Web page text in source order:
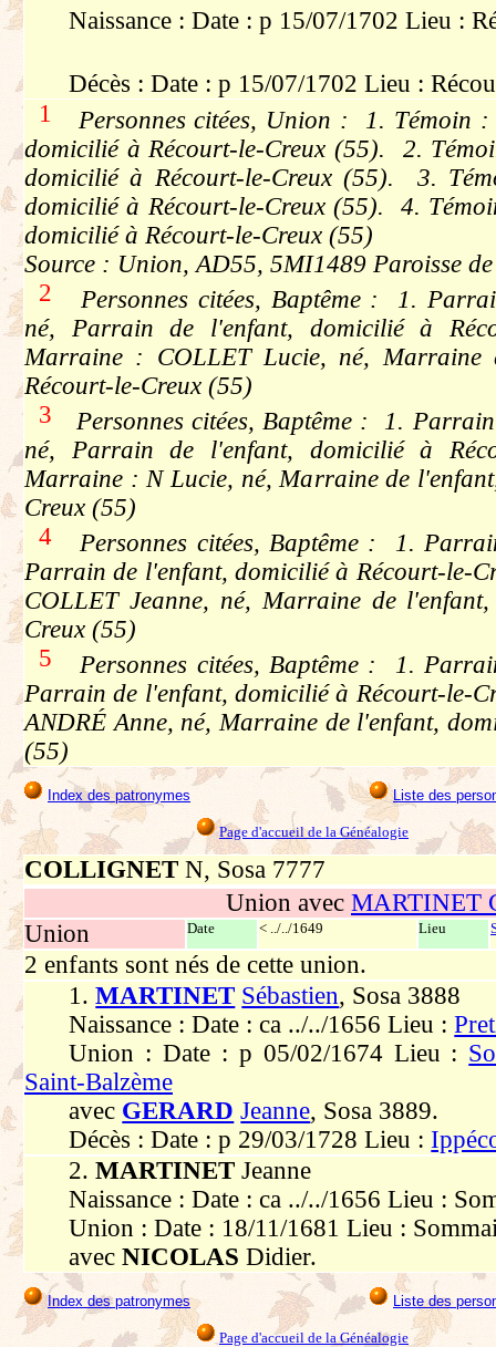
Naissance : Date : p 15/07/1702 Lieu :
Décès : Date : p 15/07/1702 Lieu :
1 Personnes citées, Union : 1. Témoin :
domicilié à Récourt-le-Creux (55). 2.
domicilié à Récourt-le-Creux (55). 3.
domicilié à Récourt-le-Creux (55). 4.
domicilié à Récourt-le-Creux (55)
Source : Union, AD55, 5MI1489 Paroisse
2 Personnes citées, Baptême : 1.
né, Parrain de l'enfant, domicilié à
Marraine : COLLET Lucie, né, Marraine
Récourt-le-Creux (55)
3 Personnes citées, Baptême : 1.
né, Parrain de l'enfant, domicilié à
Marraine : N Lucie, né, Marraine de
Creux (55)
4 Personnes citées, Baptême : 1.
Parrain de l'enfant, domicilié à Récourt-le-
COLLET Jeanne, né, Marraine de
Creux (55)
5 Personnes citées, Baptême : 1.
Parrain de l'enfant, domicilié à Récourt-le-
ANDRÉ Anne, né, Marraine de l'enfant,
(55)
Index des patronymes Liste des
Page d'accueil de la Généalogie
COLLIGNET N, Sosa 7777
Union avec MARTINET
Union
Date < ../../1649 Lieu
2 enfants sont nés de cette union.
1.MARTINET Sébastien, Sosa 3888
Naissance : Date : ca ../../1656 Lieu :
Union : Date : p 05/02/1674 Lieu :
Saint-Balzème
avec GERARD Jeanne, Sosa 3889.
Décès : Date : p 29/03/1728 Lieu :
2.MARTINETJeanne
Naissance : Date : ca ../../1656 Lieu :
Union : Date : 18/11/1681 Lieu :
avecNICOLASDidier.
Index des patronymes Liste des
Page d'accueil de la Généalogie